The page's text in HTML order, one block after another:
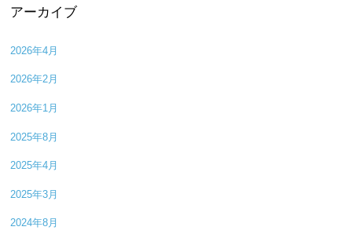
アーカイブ
2026年4月
2026年2月
2026年1月
2025年8月
2025年4月
2025年3月
2024年8月